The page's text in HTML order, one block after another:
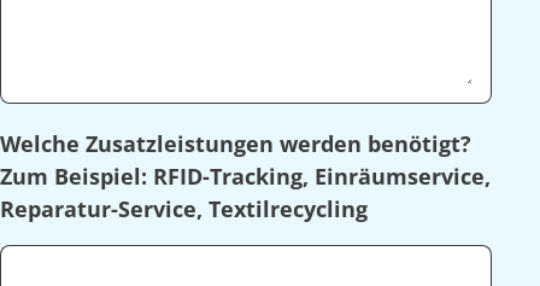
Welche Zusatzleistungen werden benötigt?
Zum Beispiel: RFID-Tracking, Einräumservice,
Reparatur-Service, Textilrecycling